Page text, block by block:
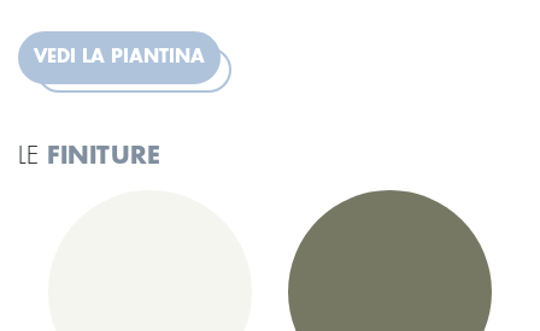
VEDI LA PIANTINA
LE FINITURE